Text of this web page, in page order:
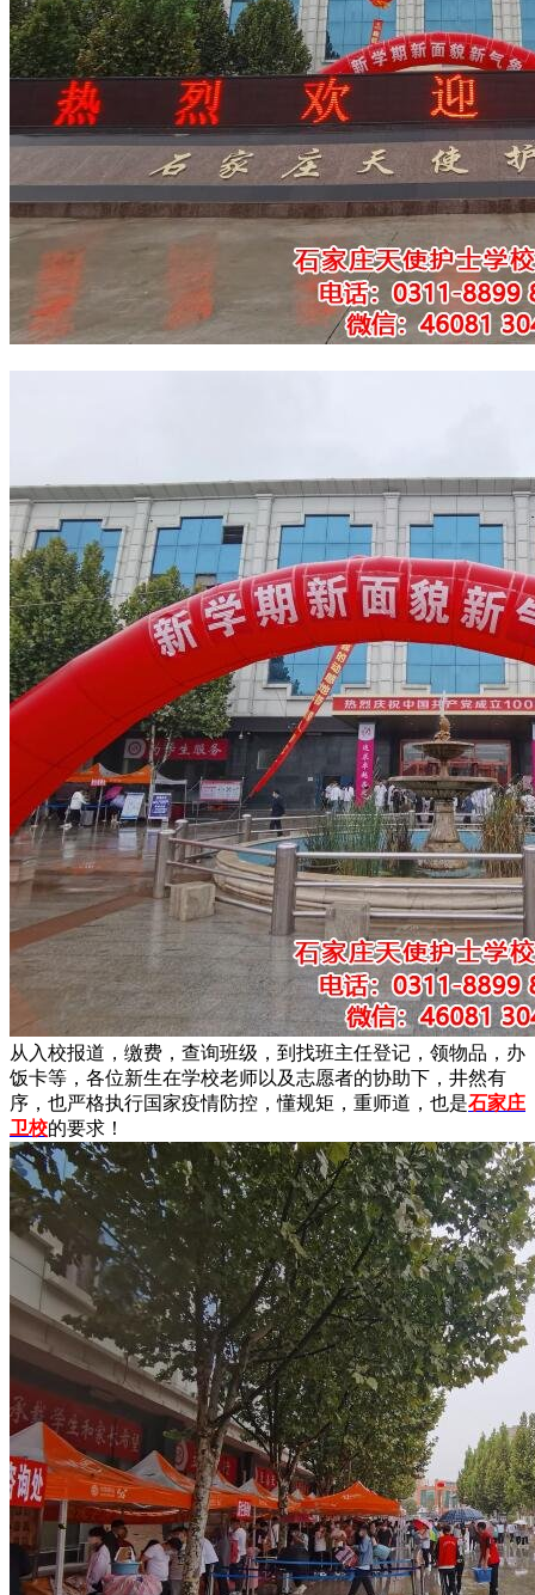
从入校报道，缴费，查询班级，到找班主任登记，领物品，办
饭卡等，各位新生在学校老师以及志愿者的协助下，井然有
序，也严格执行国家疫情防控，懂规矩，重师道，也是石家庄
卫校的要求！